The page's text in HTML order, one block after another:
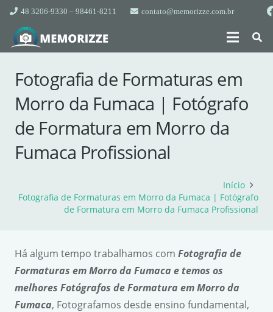
48 3206-9330 – 98461-8211 contato@memorizze.com.br
Fotografia de Formaturas em
Morro da Fumaca | Fotógrafo
de Formatura em Morro da
Fumaca Profissional
Início
Fotografia de Formaturas em Morro da Fumaca | Fotógrafo
de Formatura em Morro da Fumaca Profissional
Há algum tempo trabalhamos com Fotografia de
Formaturas em Morro da Fumaca e temos os
melhores Fotógrafos de Formatura em Morro da
Fumaca, Fotografamos desde ensino fundamental,